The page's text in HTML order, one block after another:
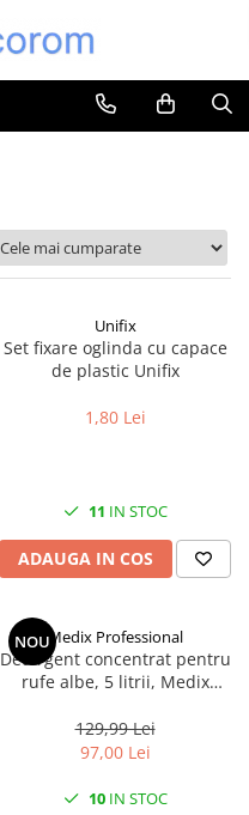
Unifix
Set fixare oglinda cu capace
de plastic Unifix
1,80 Lei
11 IN STOC
ADAUGA IN COS
NOUMedix Professional
Detergent concentrat pentru
rufe albe, 5 litrii, Medix
129,99 Lei
97,00 Lei
10IN STOC